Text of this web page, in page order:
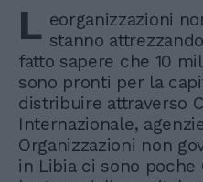
L eorganizzazioni
stanno
fatto sapere che 10
sono pronti per la
distribuire attraverso
Internazionale,
Organizzazioni non
in Libia ci sono poche